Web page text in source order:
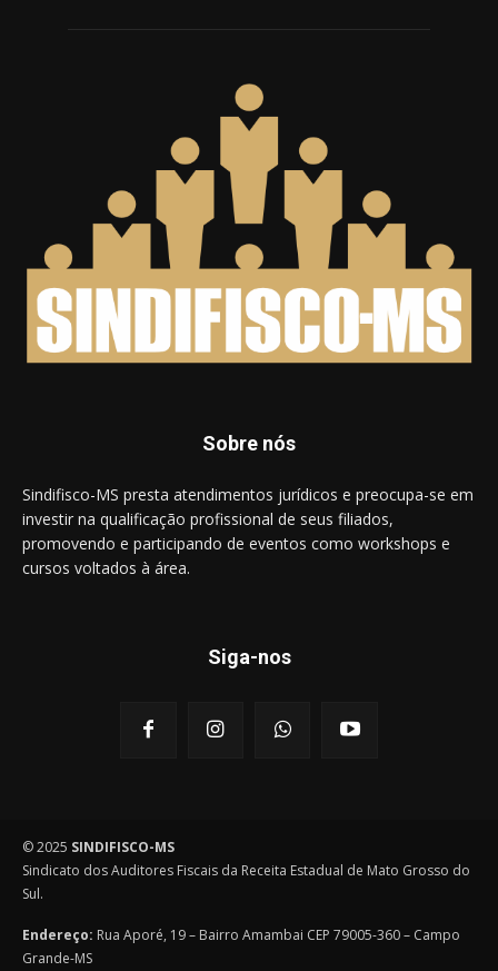
Sobre nós
Sindifisco-MS presta atendimentos jurídicos e preocupa-se em
investir na qualificação profissional de seus filiados,
promovendo e participando de eventos como workshops e
cursos voltados à área.
Siga-nos
© 2025 SINDIFISCO-MS
Sindicato dos Auditores Fiscais da Receita Estadual de Mato Grosso do
Sul.
Endereço: Rua Aporé, 19 – Bairro Amambai CEP 79005-360 – Campo
Grande-MS